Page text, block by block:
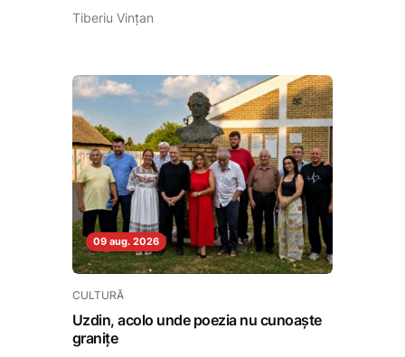
Tiberiu Vințan
09 aug. 2026
CULTURĂ
Uzdin, acolo unde poezia nu cunoaște
granițe